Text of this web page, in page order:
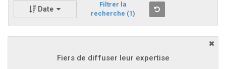
Date
Filtrer la
recherche (1)
Fiers de diffuser leur expertise